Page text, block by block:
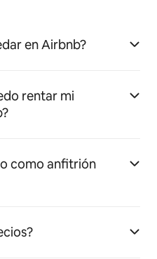
en Airbnb?
rentar mi
como anfitrión